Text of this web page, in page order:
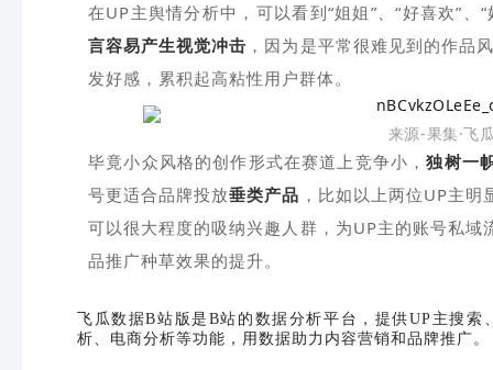
在UP主舆情分析中，可以看到“姐姐”、“好喜欢”、
言容易产生视觉冲击 ，因为是平常很难见到的作品
发好感，累积起高粘性用户群体。
来源-果集·飞
毕竟小众风格的创作形式在赛道上竞争小，独树一
号更适合品牌投放垂类产品 ，比如以上两位UP主
可以很大程度的吸纳兴趣人群，为UP主的账号私
品推广种草效果的提升。
飞瓜数据B站版是B站的数据分析平台，提供UP主搜
析、电商分析等功能，用数据助力内容营销和品牌推广。